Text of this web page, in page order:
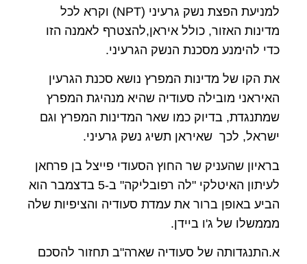
למניעת הפצת נשק גרעיני (NPT) וקרא לכל
מדינות האזור, כולל איראן,להצטרף לאמנה הזו
כדי להימנע מסכנת הנשק הגרעיני.
את הקו של מדינות המפרץ נושא סכנת הגרעין
האיראני מובילה סעודיה שהיא מנהיגת המפרץ
שמתנגדת, בדיוק כמו שאר המדינות המפרץ וגם
ישראל, לכך שאיראן תשיג נשק גרעיני.
בראיון שהעניק שר החוץ הסעודי פייצל בן פרחאן
לעיתון האיטלקי "לה רפובליקה" ב-5 בדצמבר הוא
הביע באופן ברור את עמדת סעודיה והציפיות שלה
מממשלו של ג'ו ביידן.
א.התנגדותה של סעודיה שארה"ב תחזור להסכם